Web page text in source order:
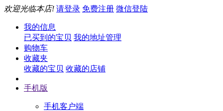
欢迎光临本店! 请登录 免费注册 微信登陆
我的信息
已买到的宝贝 我的地址管理
购物车
收藏夹
收藏的宝贝 收藏的店铺
手机版
手机客户端